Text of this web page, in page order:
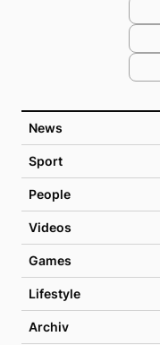
News
Sport
People
Videos
Games
Lifestyle
Archiv